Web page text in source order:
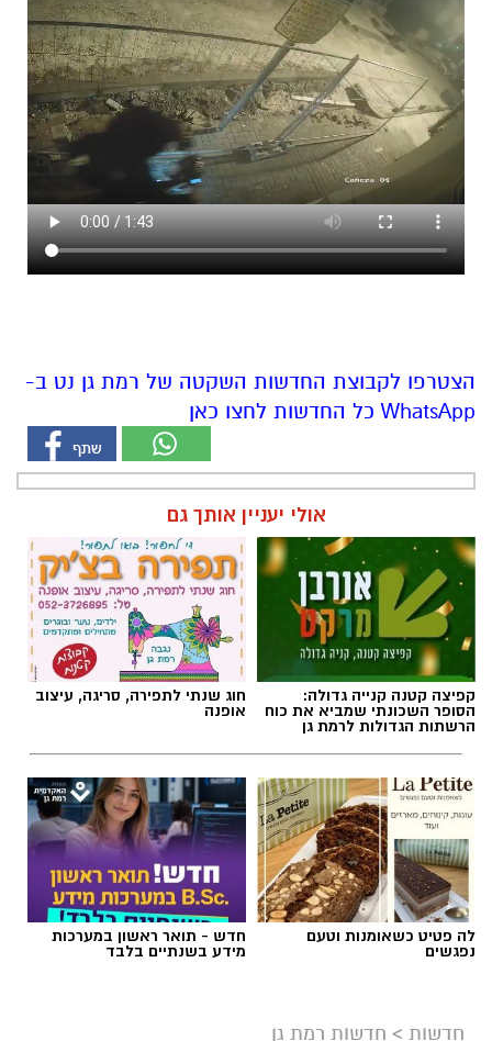
הצטרפו לקבוצת החדשות השקטה של רמת גן נט ב-
WhatsApp כל החדשות לחצו כאן
אולי יעניין אותך גם
קפיצה קטנה קנייה גדולה:
הסופר השכונתי שמביא את כוח
הרשתות הגדולות לרמת גן
חוג שנתי לתפירה, סריגה, עיצוב
אופנה
לה פטיט כשאומנות וטעם
נפגשים
חדש - תואר ראשון במערכות
מידע בשנתיים בלבד
חדשות > חדשות רמת גן